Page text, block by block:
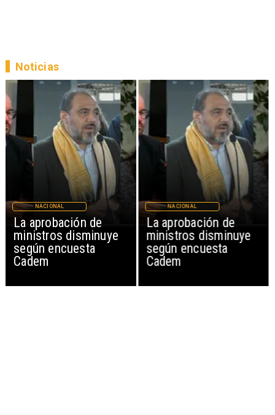
La aprobación de
ministros disminuye
según encuesta
Cadem
NACIONAL
La aprobación de
ministros disminuye
según encuesta
Cadem
NACIONAL
Noticias